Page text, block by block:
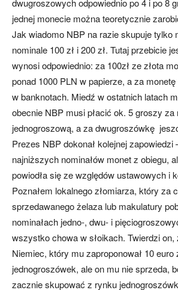
dwugroszowych odpowiednio po 4 i po 8
jednej monecie można teoretycznie
Jak wiadomo NBP na razie skupuje tylko
nominale 100 zł i 200 zł. Tutaj przebicie
wynosi odpowiednio: za 100zł ze złota
ponad 1000 PLN w papierze, a za monetę
w banknotach. Miedź w ostatnich latach
obecnie NBP musi płacić ok. 5 groszy za
jednogroszową, a za dwugroszówkę
Prezes NBP dokonał kolejnej zapowiedzi
najniższych nominałów monet z obiegu,
powiodła się ze względów ustawowych i
Poznałem lokalnego złomiarza, który za
sprzedawanego żelaza lub makulatury
nominałach jedno-, dwu- i
wszystko chowa w słoikach. Twierdzi
Niemiec, który mu zaproponował 10 euro
jednogroszówek, ale on mu nie sprzeda,
zacznie skupować z rynku